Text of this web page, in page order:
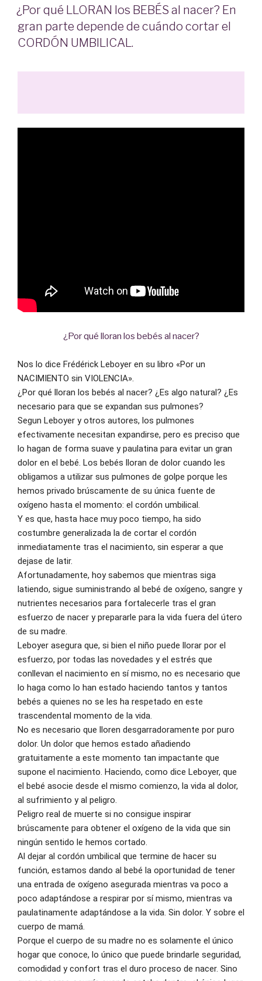
EL
¿Por qué LLORAN los BEBÉS al nacer? En
gran parte depende de cuándo cortar el
CORDÓN UMBILICAL.
¿Por qué lloran los bebés al nacer?
Nos lo dice Frédérick Leboyer en su libro «Por un
NACIMIENTO sin VIOLENCIA».
¿Por qué lloran los bebés al nacer? ¿Es algo natural? ¿Es
necesario para que se expandan sus pulmones?
Segun Leboyer y otros autores, los pulmones
efectivamente necesitan expandirse, pero es preciso que
lo hagan de forma suave y paulatina para evitar un gran
dolor en el bebé. Los bebés lloran de dolor cuando les
obligamos a utilizar sus pulmones de golpe porque les
hemos privado brúscamente de su única fuente de
oxígeno hasta el momento: el cordón umbilical.
Y es que, hasta hace muy poco tiempo, ha sido
costumbre generalizada la de cortar el cordón
inmediatamente tras el nacimiento, sin esperar a que
dejase de latir.
Afortunadamente, hoy sabemos que mientras siga
latiendo, sigue suministrando al bebé de oxígeno, sangre y
nutrientes necesarios para fortalecerle tras el gran
esfuerzo de nacer y prepararle para la vida fuera del útero
de su madre.
Leboyer asegura que, si bien el niño puede llorar por el
esfuerzo, por todas las novedades y el estrés que
conllevan el nacimiento en sí mismo, no es necesario que
lo haga como lo han estado haciendo tantos y tantos
bebés a quienes no se les ha respetado en este
trascendental momento de la vida.
No es necesario que lloren desgarradoramente por puro
dolor. Un dolor que hemos estado añadiendo
gratuitamente a este momento tan impactante que
supone el nacimiento. Haciendo, como dice Leboyer, que
el bebé asocie desde el mismo comienzo, la vida al dolor,
al sufrimiento y al peligro.
Peligro real de muerte si no consigue inspirar
brúscamente para obtener el oxígeno de la vida que sin
ningún sentido le hemos cortado.
Al dejar al cordón umbilical que termine de hacer su
función, estamos dando al bebé la oportunidad de tener
una entrada de oxígeno asegurada mientras va poco a
poco adaptándose a respirar por sí mismo, mientras va
paulatinamente adaptándose a la vida. Sin dolor. Y sobre el
cuerpo de mamá.
Porque el cuerpo de su madre no es solamente el único
hogar que conoce, lo único que puede brindarle seguridad,
comodidad y confort tras el duro proceso de nacer. Sino